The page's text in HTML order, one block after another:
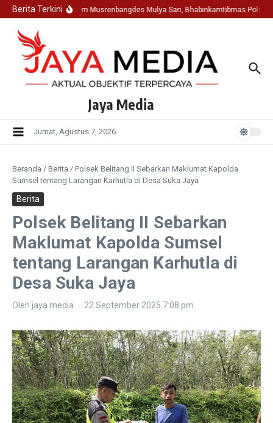
Lewati ke konten
Berita TerkiniHadir Dalam Musrenbangdes Mulya Sari, Bhabinkamtibmas
Jaya Media
Jumat, Agustus 7, 2026
Beranda / Berita / Polsek Belitang II Sebarkan Maklumat Kapolda
Sumsel tentang Larangan Karhutla di Desa Suka Jaya
Berita
Polsek Belitang II Sebarkan
Maklumat Kapolda Sumsel
tentang Larangan Karhutla di
Desa Suka Jaya
Oleh jaya media 22 September 2025 7:08 pm